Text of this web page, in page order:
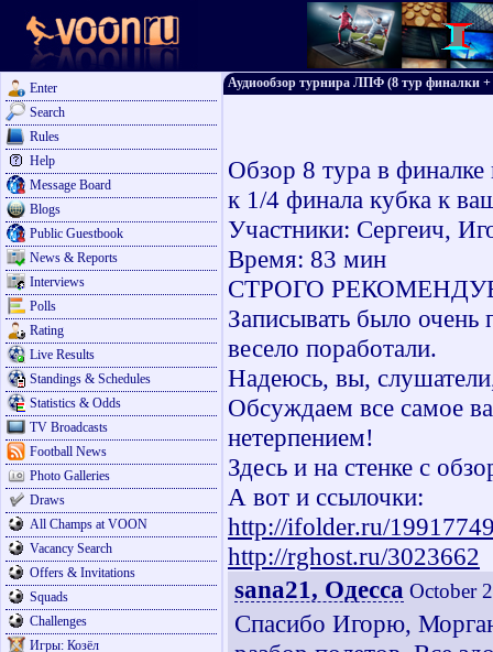
Enter
Search
Rules
Help
Message Board
Blogs
Public Guestbook
News & Reports
Interviews
Polls
Rating
Live Results
Standings & Schedules
Statistics & Odds
TV Broadcasts
Football News
Photo Galleries
Draws
All Champs at VOON
Vacancy Search
Offers & Invitations
Squads
Challenges
Игры: Козёл
Аудиообзор турнира ЛПФ (8 тур финалки +
Обзор 8 тура в
к 1/4 финала кубка к
Участники: Сергеич,
Время: 83 мин
СТРОГО
Записывать было
весело поработали.
Надеюсь, вы,
Обсуждаем все самое
нетерпением!
Здесь и на стенке с
А вот и ссылочки:
http://ifolder.ru/
http://rghost.ru/3023662
sana21, Одесса October
Спасибо Игорю,